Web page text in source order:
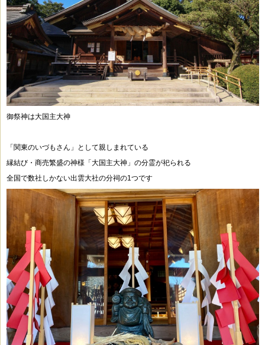
御祭神は大国主大神
「関東のいづもさん」として親しまれている
縁結び・商売繁盛の神様「大国主大神」の分霊が祀られる
全国で数社しかない出雲大社の分祠の1つです